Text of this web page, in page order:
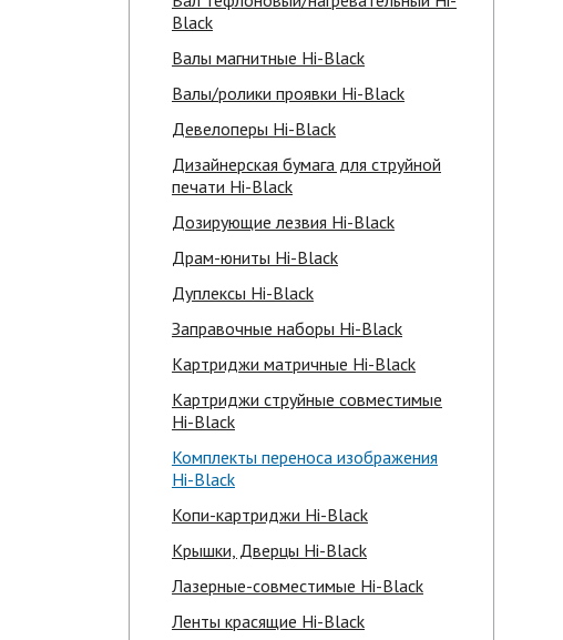
Black
Валы магнитные Hi-Black
Валы/ролики проявки Hi-Black
Девелоперы Hi-Black
Дизайнерская бумага для струйной
печати Hi-Black
Дозирующие лезвия Hi-Black
Драм-юниты Hi-Black
Дуплексы Hi-Black
Заправочные наборы Hi-Black
Картриджи матричные Hi-Black
Картриджи струйные совместимые
Hi-Black
Комплекты переноса изображения
Hi-Black
Копи-картриджи Hi-Black
Крышки, Дверцы Hi-Black
Лазерные-совместимые Hi-Black
Ленты красящие Hi-Black